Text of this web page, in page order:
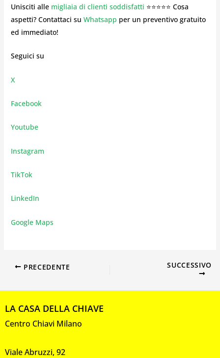
Unisciti alle migliaia di clienti soddisfatti ⭐⭐⭐⭐⭐ Cosa
aspetti? Contattaci su Whatsapp per un preventivo gratuito
ed immediato!
Seguici su
X
Facebook
Youtube
Instagram
TikTok
LinkedIn
Google Maps
PRECEDENTE SUCCESSIVO
LA CASA DELLA CHIAVE
Centro Chiavi Milano
Viale Abruzzi, 92